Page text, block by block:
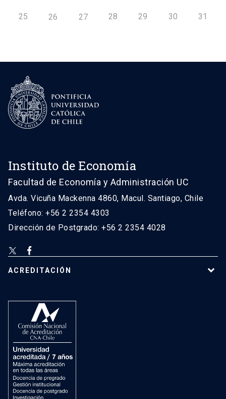
25 26 27 28 29 30 31
Instituto de Economía
Facultad de Economía y Administración UC
Avda. Vicuña Mackenna 4860, Macul. Santiago, Chile
Teléfono: +56 2 2354 4303
Dirección de Postgrado: +56 2 2354 4028
ACREDITACIÓN